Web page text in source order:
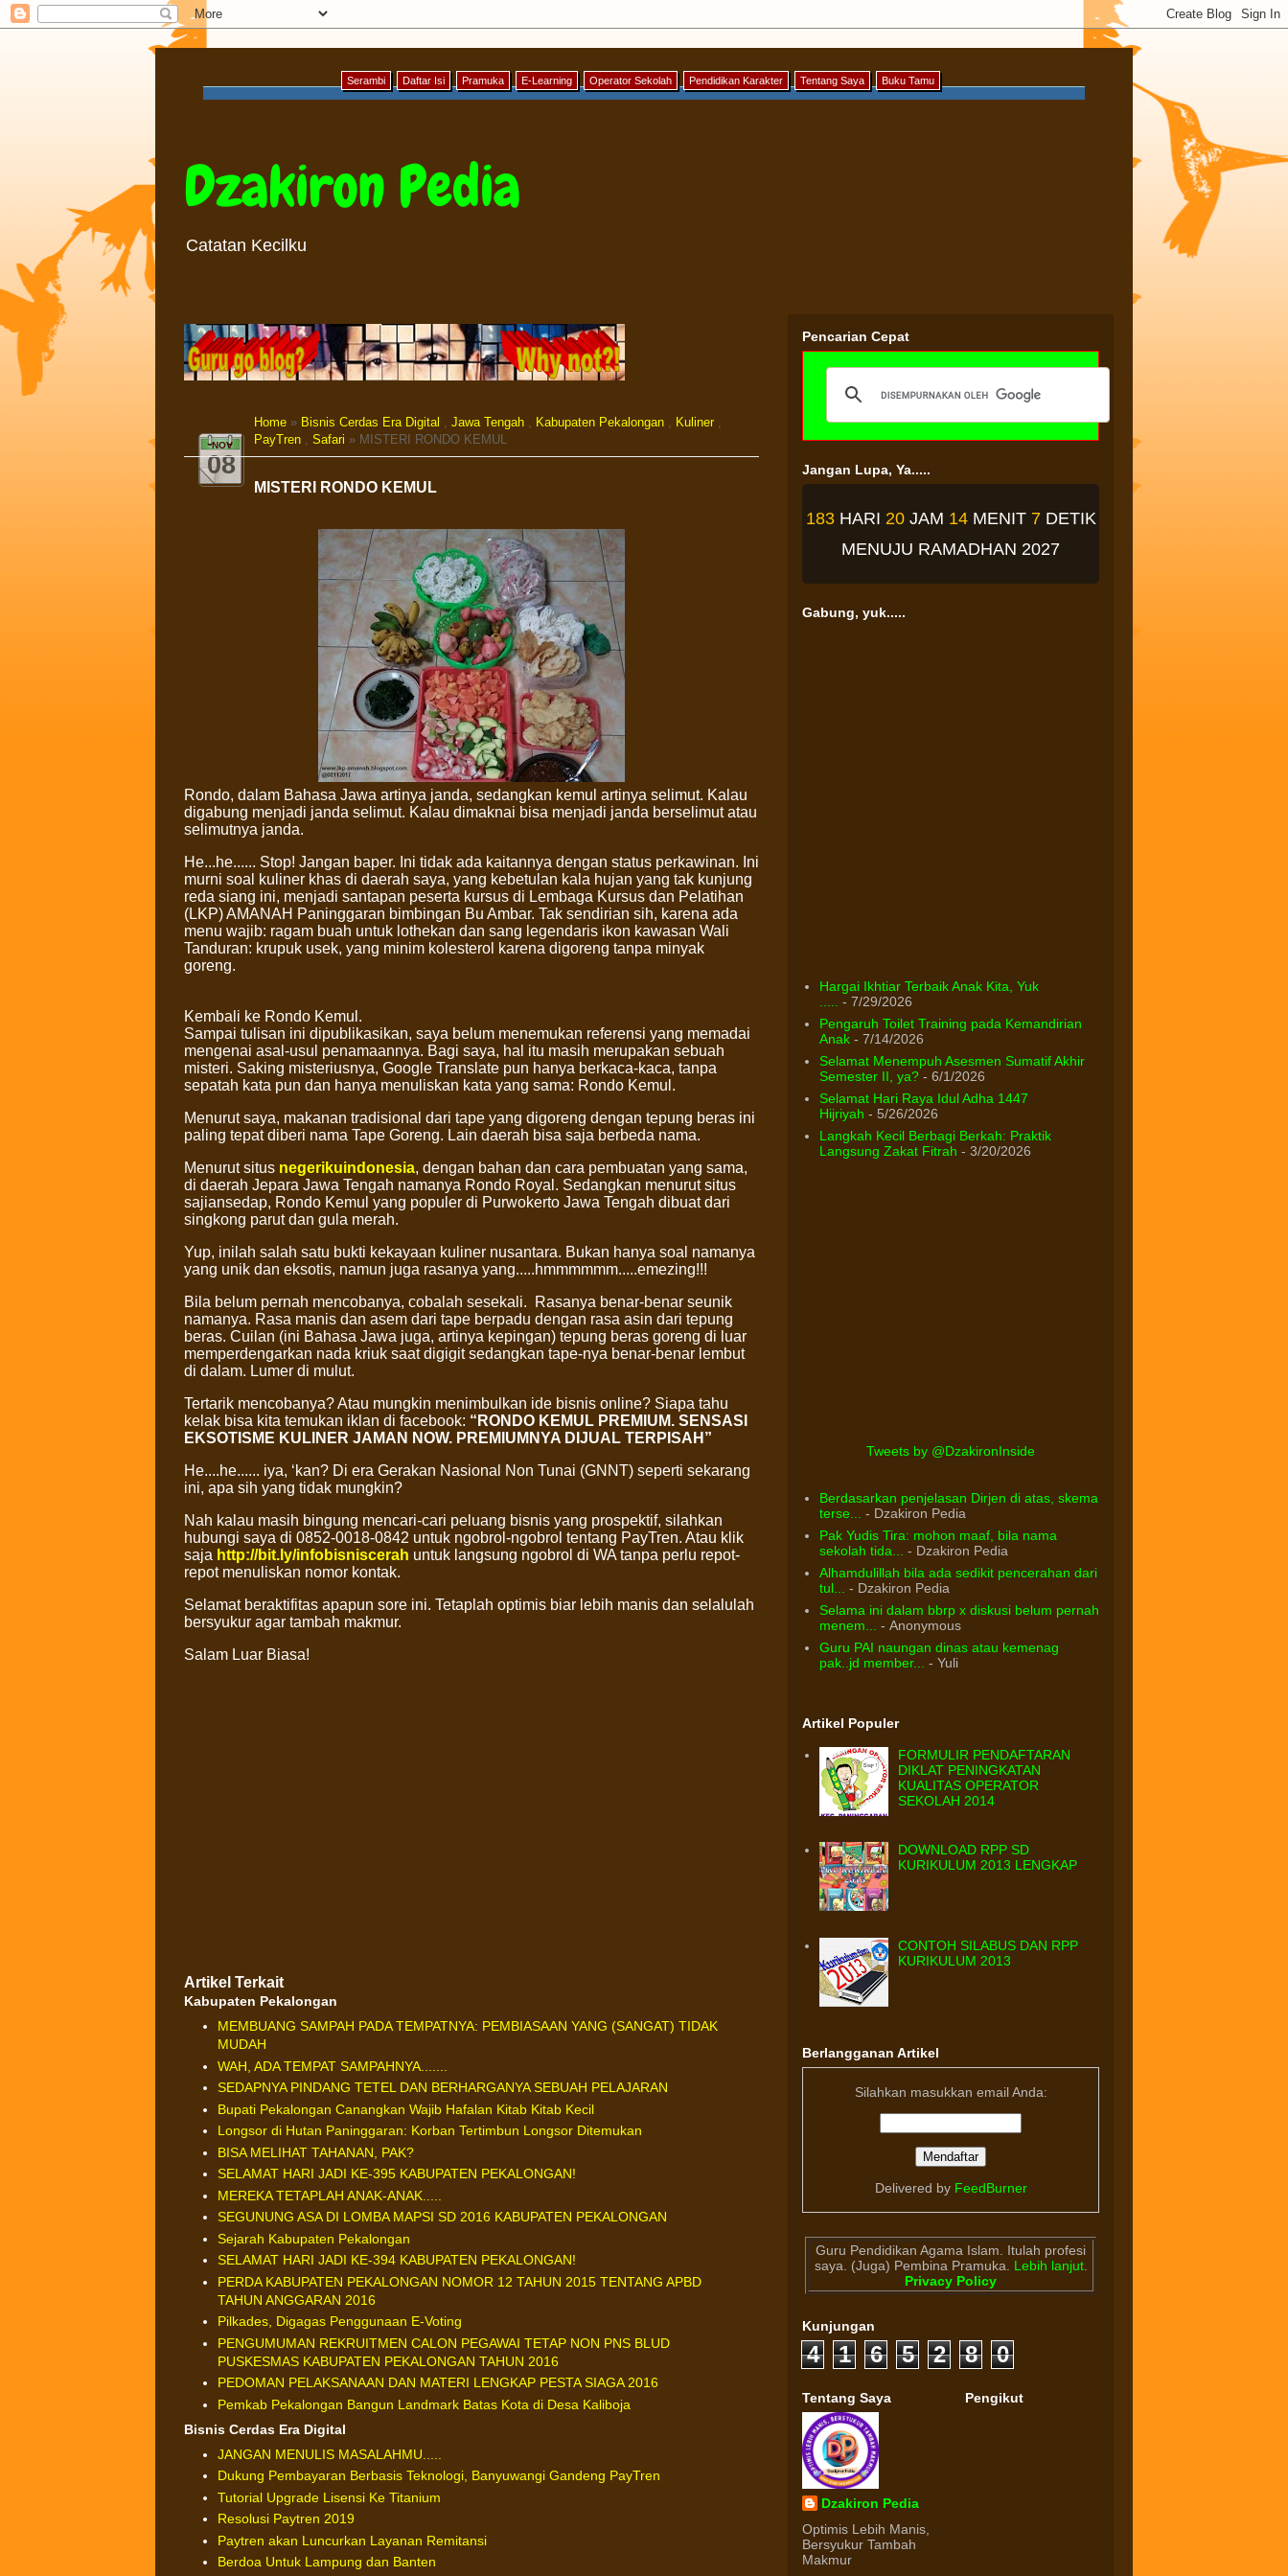
Serambi Daftar Isi Pramuka E-Learning Operator Sekolah Pendidikan Karakter Tentang Saya Buku Tamu
Dzakiron Pedia
Catatan Kecilku
NOV
08
Home » Bisnis Cerdas Era Digital , Jawa Tengah , Kabupaten Pekalongan , Kuliner ,
PayTren , Safari » MISTERI RONDO KEMUL
MISTERI RONDO KEMUL
Rondo, dalam Bahasa Jawa artinya janda, sedangkan kemul artinya selimut. Kalau
digabung menjadi janda selimut. Kalau dimaknai bisa menjadi janda berselimut atau
selimutnya janda.
He...he...... Stop! Jangan baper. Ini tidak ada kaitannya dengan status perkawinan. Ini
murni soal kuliner khas di daerah saya, yang kebetulan kala hujan yang tak kunjung
reda siang ini, menjadi santapan peserta kursus di Lembaga Kursus dan Pelatihan
(LKP) AMANAH Paninggaran bimbingan Bu Ambar. Tak sendirian sih, karena ada
menu wajib: ragam buah untuk lothekan dan sang legendaris ikon kawasan Wali
Tanduran: krupuk usek, yang minim kolesterol karena digoreng tanpa minyak
goreng.
Kembali ke Rondo Kemul.
Sampai tulisan ini dipublikasikan, saya belum menemukan referensi yang memadai
mengenai asal-usul penamaannya. Bagi saya, hal itu masih merupakan sebuah
misteri. Saking misteriusnya, Google Translate pun hanya berkaca-kaca, tanpa
sepatah kata pun dan hanya menuliskan kata yang sama: Rondo Kemul.
Menurut saya, makanan tradisional dari tape yang digoreng dengan tepung beras ini
paling tepat diberi nama Tape Goreng. Lain daerah bisa saja berbeda nama.
Menurut situs negerikuindonesia, dengan bahan dan cara pembuatan yang sama,
di daerah Jepara Jawa Tengah namanya Rondo Royal. Sedangkan menurut situs
sajiansedap, Rondo Kemul yang populer di Purwokerto Jawa Tengah dibuat dari
singkong parut dan gula merah.
Yup, inilah salah satu bukti kekayaan kuliner nusantara. Bukan hanya soal namanya
yang unik dan eksotis, namun juga rasanya yang.....hmmmmmm.....emezing!!!
Bila belum pernah mencobanya, cobalah sesekali.
Rasanya benar-benar seunik
namanya. Rasa manis dan asem dari tape berpadu dengan rasa asin dari tepung
beras. Cuilan (ini Bahasa Jawa juga, artinya kepingan) tepung beras goreng di luar
memperdengarkan nada kriuk saat digigit sedangkan tape-nya benar-benar lembut
di dalam. Lumer di mulut.
Tertarik mencobanya? Atau mungkin menimbulkan ide bisnis online? Siapa tahu
kelak bisa kita temukan iklan di facebook: “RONDO KEMUL PREMIUM. SENSASI
EKSOTISME KULINER JAMAN NOW. PREMIUMNYA DIJUAL TERPISAH”
He....he...... iya, ‘kan? Di era Gerakan Nasional Non Tunai (GNNT) seperti sekarang
ini, apa sih yang tidak mungkin?
Nah kalau masih bingung mencari-cari peluang bisnis yang prospektif, silahkan
hubungi saya di 0852-0018-0842 untuk ngobrol-ngobrol tentang PayTren. Atau klik
saja http://bit.ly/infobisniscerah untuk langsung ngobrol di WA tanpa perlu repot-
repot menuliskan nomor kontak.
Selamat beraktifitas apapun sore ini. Tetaplah optimis biar lebih manis dan selalulah
bersyukur agar tambah makmur.
Salam Luar Biasa!
Artikel Terkait
Kabupaten Pekalongan
MEMBUANG SAMPAH PADA TEMPATNYA: PEMBIASAAN YANG (SANGAT) TIDAK
MUDAH
WAH, ADA TEMPAT SAMPAHNYA.......
SEDAPNYA PINDANG TETEL DAN BERHARGANYA SEBUAH PELAJARAN
Bupati Pekalongan Canangkan Wajib Hafalan Kitab Kitab Kecil
Longsor di Hutan Paninggaran: Korban Tertimbun Longsor Ditemukan
BISA MELIHAT TAHANAN, PAK?
SELAMAT HARI JADI KE-395 KABUPATEN PEKALONGAN!
MEREKA TETAPLAH ANAK-ANAK.....
SEGUNUNG ASA DI LOMBA MAPSI SD 2016 KABUPATEN PEKALONGAN
Sejarah Kabupaten Pekalongan
SELAMAT HARI JADI KE-394 KABUPATEN PEKALONGAN!
PERDA KABUPATEN PEKALONGAN NOMOR 12 TAHUN 2015 TENTANG APBD
TAHUN ANGGARAN 2016
Pilkades, Digagas Penggunaan E-Voting
PENGUMUMAN REKRUITMEN CALON PEGAWAI TETAP NON PNS BLUD
PUSKESMAS KABUPATEN PEKALONGAN TAHUN 2016
PEDOMAN PELAKSANAAN DAN MATERI LENGKAP PESTA SIAGA 2016
Pemkab Pekalongan Bangun Landmark Batas Kota di Desa Kaliboja
Bisnis Cerdas Era Digital
JANGAN MENULIS MASALAHMU.....
Dukung Pembayaran Berbasis Teknologi, Banyuwangi Gandeng PayTren
Tutorial Upgrade Lisensi Ke Titanium
Resolusi Paytren 2019
Paytren akan Luncurkan Layanan Remitansi
Berdoa Untuk Lampung dan Banten
Pencarian Cepat
Jangan Lupa, Ya.....
183 HARI 20 JAM 14 MENIT6 DETIK
MENUJU RAMADHAN 2027
Gabung, yuk.....
Hargai Ikhtiar Terbaik Anak Kita, Yuk
- 7/29/2026
Pengaruh Toilet Training pada Kemandirian
Anak- 7/14/2026
Selamat Menempuh Asesmen Sumatif Akhir
Semester II, ya?- 6/1/2026
Selamat Hari Raya Idul Adha 1447
Hijriyah - 5/26/2026
Langkah Kecil Berbagi Berkah: Praktik
Langsung Zakat Fitrah - 3/20/2026
Tweets by @DzakironInside
Berdasarkan penjelasan Dirjen di atas, skema
terse...
- Dzakiron Pedia
Pak Yudis Tira: mohon maaf, bila nama
sekolah tida...
- Dzakiron Pedia
Alhamdulillah bila ada sedikit pencerahan dari
tul...
- Dzakiron Pedia
Selama ini dalam bbrp x diskusi belum pernah
menem...
- Anonymous
Guru PAI naungan dinas atau kemenag
pak..jd member...
- Yuli
Artikel Populer
FORMULIR PENDAFTARAN
DIKLAT PENINGKATAN
KUALITAS OPERATOR
SEKOLAH 2014
DOWNLOAD RPP SD
KURIKULUM 2013 LENGKAP
CONTOH SILABUS DAN RPP
KURIKULUM 2013
Berlangganan Artikel
Silahkan masukkan email Anda:
Delivered by FeedBurner
Guru Pendidikan Agama Islam. Itulah profesi
saya. (Juga) Pembina Pramuka.
Lebih lanjut.
Privacy Policy
Kunjungan
4 1 6 5 2 8 0
Tentang Saya
Dzakiron Pedia
Optimis Lebih Manis,
Bersyukur Tambah
Makmur
Pengikut